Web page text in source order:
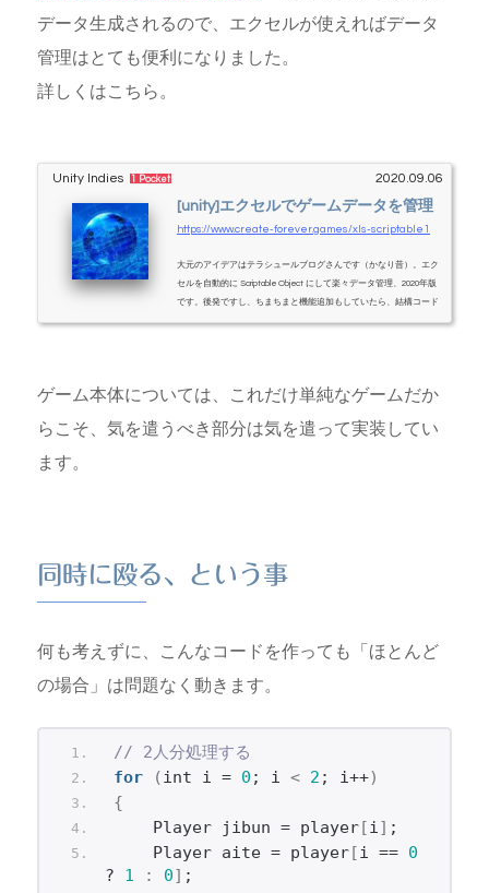
データ生成されるので、エクセルが使えればデータ
管理はとても便利になりました。
詳しくはこちら。
Unity Indies 1 Pocket 2020.09.06
[unity]エクセルでゲームデータを管理
https://www.create-forever.games/xls-scriptable1
大元のアイデアはテラシュールブログさんです（かなり昔）。エク
セルを自動的に Scriptable Object にして楽々データ管理、2020年版
です。後発ですし、ちまちまと機能追加もしていたら、結構コード
らの記事も参考にしてください。今回のエディタ機能は Scriptable O
ゲーム本体については、これだけ単純なゲームだか
らこそ、気を遣うべき部分は気を遣って実装してい
ます。
同時に殴る、という事
何も考えずに、こんなコードを作っても「ほとんど
の場合」は問題なく動きます。
// 2人分処理する
for
(int i = 0 ; i < 2 ; i++)
{
    Player jibun = player
[i] ;
    Player aite = player
[i == 0
? 1 : 0] ;